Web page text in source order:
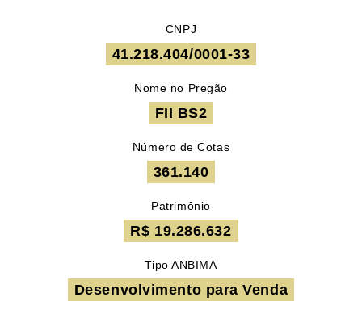
CNPJ
41.218.404/0001-33
Nome no Pregão
FII BS2
Número de Cotas
361.140
Patrimônio
R$ 19.286.632
Tipo ANBIMA
Desenvolvimento para Venda